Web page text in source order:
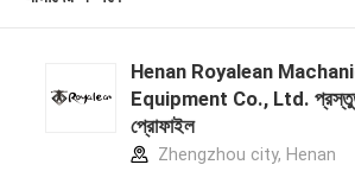
Henan Royalean
Equipment Co., Ltd.
প্রোফাইল
Zhengzhou city, Henan